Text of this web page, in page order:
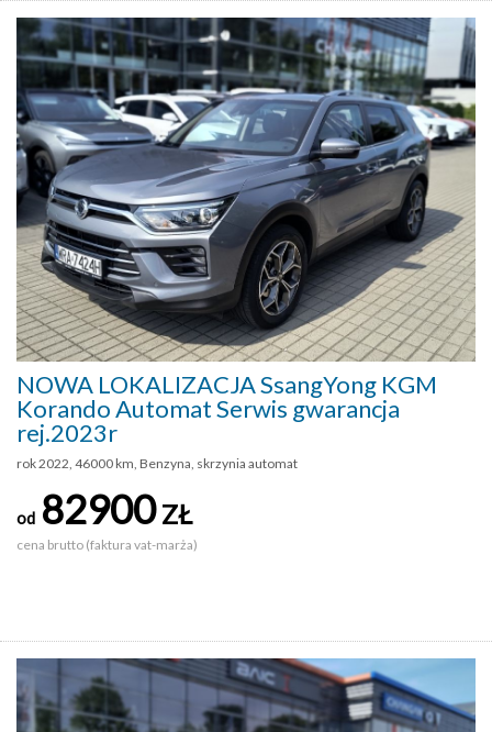
NOWA LOKALIZACJA SsangYong KGM
Korando Automat Serwis gwarancja
rej.2023r
rok 2022, 46000 km, Benzyna, skrzynia automat
od 82900ZŁ
cena brutto (faktura vat-marża)